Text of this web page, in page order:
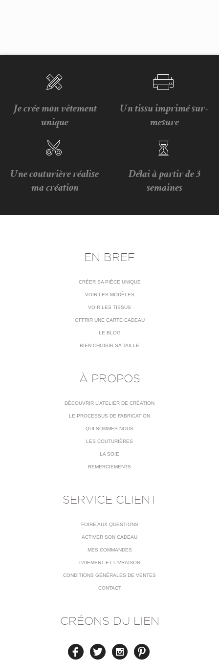
Je crée mon vêtement
unique
Un tissu imprimé sur-
mesure
Une couturière réalise
ma création
Délai à partir de 3
semaines
EN BREF
CRÉER SA PIÈCE UNIQUE
VOIR LES MODÈLES
VOIR LES TISSUS
OFFRIR UNE CARTE CADEAU
LE BLOG
BIEN CHOISIR SA TAILLE
À PROPOS
DÉCOUVRIR L'ATELIER DE CRÉATION
LE PROCESSUS DE FABRICATION
QUI SOMMES NOUS
LES COUTURIÈRES
LA SOIE
REMERCIEMENTS
SERVICE CLIENT
FOIRE AUX QUESTIONS
ACTIVER SON CADEAU
MES COMMANDES
PAIEMENT ET LIVRAISON
CONDITIONS GÉNÉRALES DE VENTES
CONTACT
CRÉONS DU LIEN